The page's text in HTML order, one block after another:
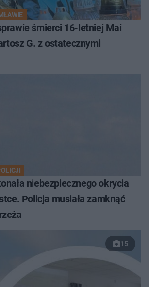
śmierci 16-letniej Mai
G. z ostatecznymi
niebezpiecznego okrycia
Policja musiała zamknąć
15